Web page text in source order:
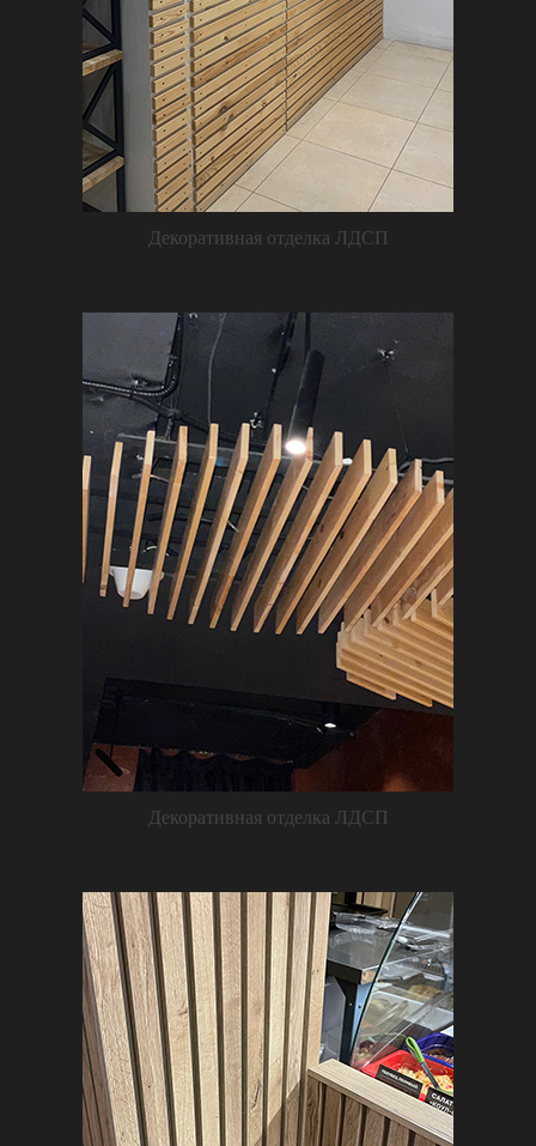
Декоративная отделка ЛДСП
Декоративная отделка ЛДСП